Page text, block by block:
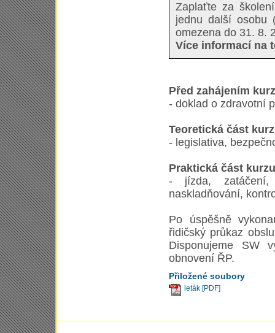
Zaplaťte za
jednu další osobu
omezena do 31. 8.
Více informací na
Před zahájením
- doklad o zdravotní
Teoretická část
- legislativa,
Praktická část
- jízda, zatáčení,
naskladňování,
Po úspěšně
řidičský průkaz
Disponujeme SW
obnovení ŘP.
Přiložené soubory
leták [PDF]